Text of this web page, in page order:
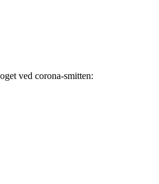
ved corona-smitten: